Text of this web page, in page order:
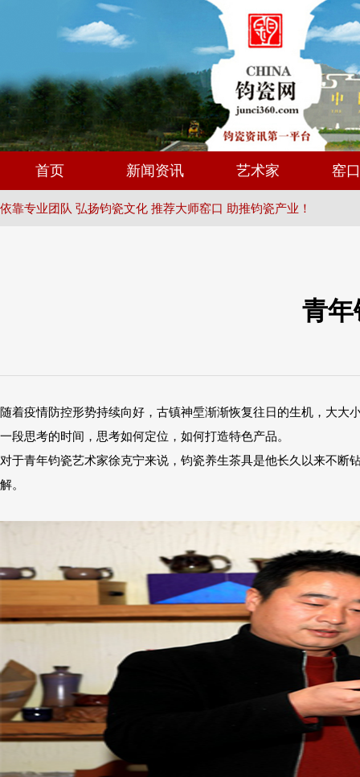
首页 新闻资讯 艺术家 窑口
依靠专业团队 弘扬钧瓷文化 推荐大师窑口 助推钧瓷产业！
青年
随着疫情防控形势持续向好，古镇神垕渐渐恢复往日的生机，大
一段思考的时间，思考如何定位，如何打造特色产品。
对于青年钧瓷艺术家徐克宁来说，钧瓷养生茶具是他长久以来不
解。